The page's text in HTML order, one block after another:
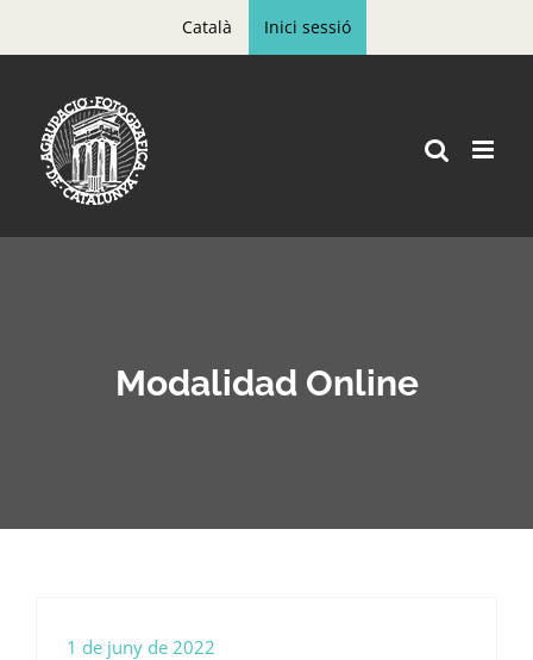
to
content
Català Inici sessió
Modalidad Online
1 de juny de 2022